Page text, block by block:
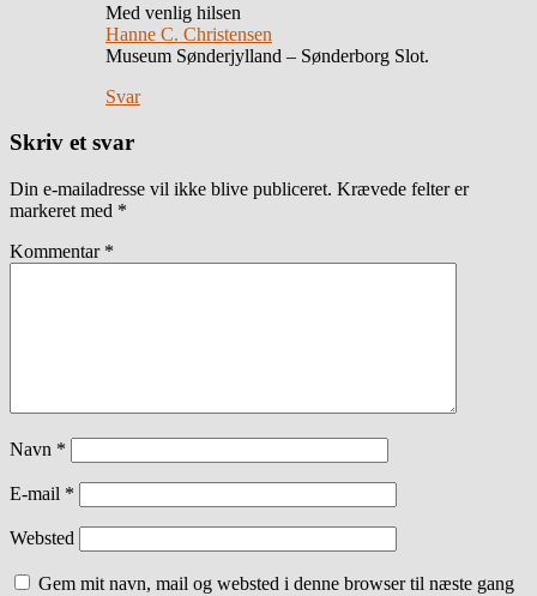
Med venlig hilsen
Hanne C. Christensen
Museum Sønderjylland – Sønderborg Slot.
Svar
Skriv et svar
Din e-mailadresse vil ikke blive publiceret. Krævede felter er
markeret med *
Kommentar *
Navn *
E-mail *
Websted
Gem mit navn, mail og websted i denne browser til næste gang